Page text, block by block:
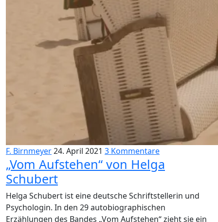
F. Birnmeyer24. April 2021 3 Kommentare
„Vom Aufstehen“ von Helga
Schubert
Helga Schubert ist eine deutsche Schriftstellerin und
Psychologin. In den 29 autobiographischen
Erzählungen des Bandes „Vom Aufstehen“ zieht sie ein